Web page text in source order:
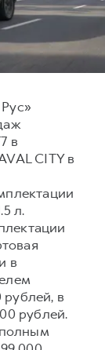
в
CITY в
л.
в
рублей, в
рублей.